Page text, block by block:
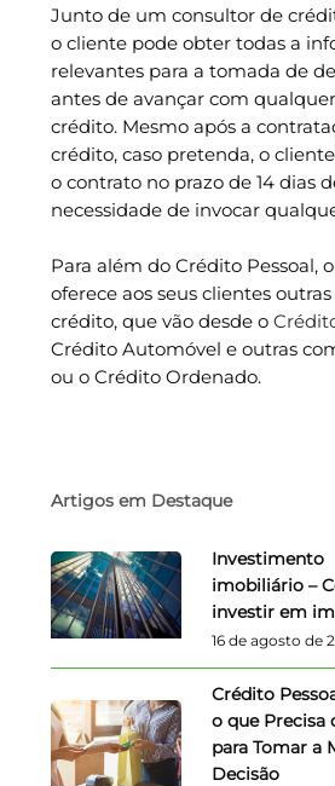
Junto de um consultor de
o cliente pode obter todas a
relevantes para a tomada de
antes de avançar com
crédito. Mesmo após a
crédito, caso pretenda, o
o contrato no prazo de 14 dias
necessidade de invocar
Para além do Crédito Pessoal,
oferece aos seus clientes
crédito, que vão desde o
Crédito Automóvel e outras
ou o Crédito Ordenado.
Artigos em Destaque
Investimento
imobiliário –
investir em
16 de agosto de
Crédito
o que Precisa
para Tomar a
Decisão